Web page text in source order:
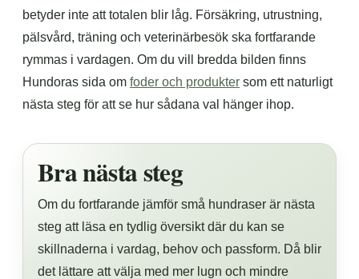
betyder inte att totalen blir låg. Försäkring, utrustning,
pälsvård, träning och veterinärbesök ska fortfarande
rymmas i vardagen. Om du vill bredda bilden finns
Hundoras sida om foder och produkter som ett naturligt
nästa steg för att se hur sådana val hänger ihop.
Bra nästa steg
Om du fortfarande jämför små hundraser är nästa
steg att läsa en tydlig översikt där du kan se
skillnaderna i vardag, behov och passform. Då blir
det lättare att välja med mer lugn och mindre